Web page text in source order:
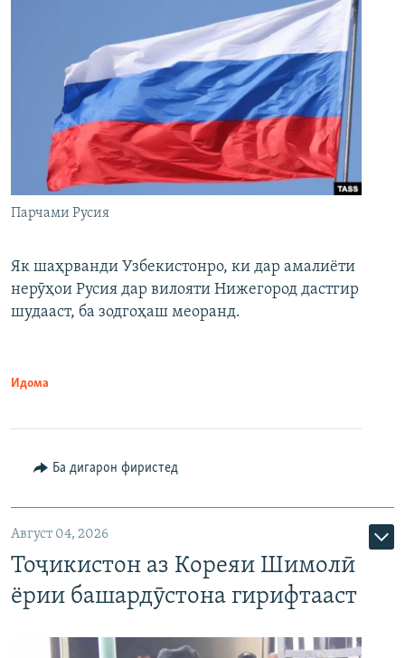
Парчами Русия
Як шаҳрванди Узбекистонро, ки дар амалиёти
нерӯҳои Русия дар вилояти Нижегород дастгир
шудааст, ба зодгоҳаш меоранд.
Идома
Ба дигарон фиристед
Август 04, 2026
Тоҷикистон аз Кореяи Шимолӣ
ёрии башардӯстона гирифтааст